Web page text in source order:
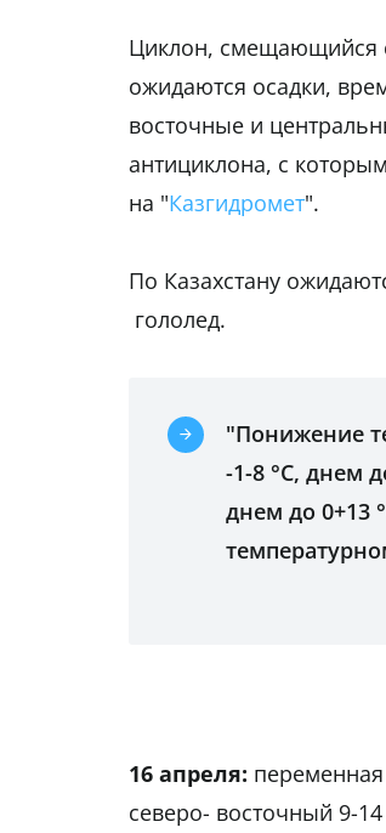
Циклон, смещающийся
ожидаются осадки,
восточные и
антициклона, с
на "Казгидромет".
По Казахстану
гололед.
"Понижение
-1-8 °С, днем
днем до 0+13
16 апреля:
северо- восточный 9-